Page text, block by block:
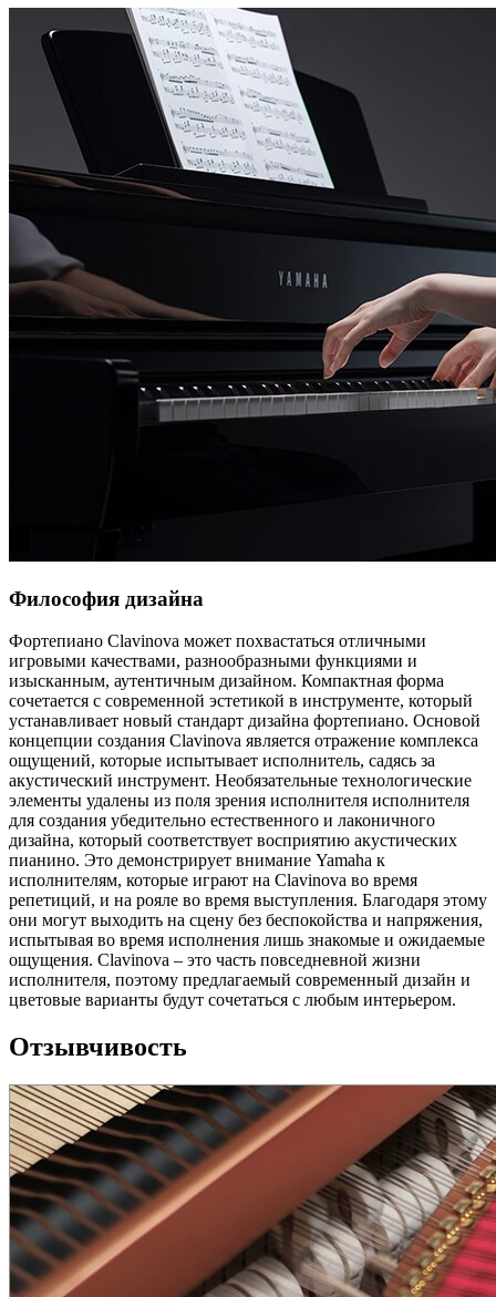
Философия дизайна
Фортепиано Clavinova может похвастаться отличными
игровыми качествами, разнообразными функциями и
изысканным, аутентичным дизайном. Компактная форма
сочетается с современной эстетикой в инструменте, который
устанавливает новый стандарт дизайна фортепиано. Основой
концепции создания Clavinova является отражение комплекса
ощущений, которые испытывает исполнитель, садясь за
акустический инструмент. Необязательные технологические
элементы удалены из поля зрения исполнителя исполнителя
для создания убедительно естественного и лаконичного
дизайна, который соответствует восприятию акустических
пианино. Это демонстрирует внимание Yamaha к
исполнителям, которые играют на Clavinova во время
репетиций, и на рояле во время выступления. Благодаря этому
они могут выходить на сцену без беспокойства и напряжения,
испытывая во время исполнения лишь знакомые и ожидаемые
ощущения. Clavinova – это часть повседневной жизни
исполнителя, поэтому предлагаемый современный дизайн и
цветовые варианты будут сочетаться с любым интерьером.
Отзывчивость